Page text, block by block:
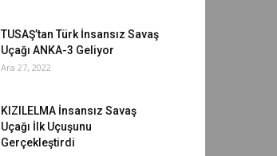
TUSAŞ’tan Türk İnsansız Savaş
Uçağı ANKA-3 Geliyor
Ara 27, 2022
KIZILELMA İnsansız Savaş
Uçağı İlk Uçuşunu
Gerçekleştirdi